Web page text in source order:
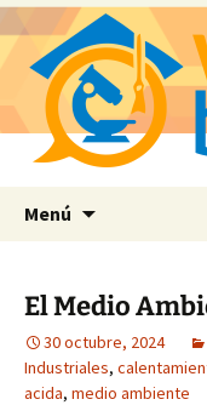
Menú
El Medio
30 octubre, 2024
Industriales,
acida, medio ambiente